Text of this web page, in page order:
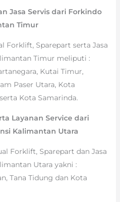
Jasa Servis dari Forkindo
Timur
Forklift, Sparepart serta Jasa
Timur meliputi :
Kutai Timur,
Paser Utara, Kota
Kota Samarinda.
Layanan Service dari
Kalimantan Utara
Forklift, Sparepart dan Jasa
Utara yakni :
Tana Tidung dan Kota